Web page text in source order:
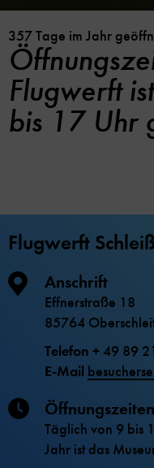
357 Tage im Jahr
Flugwerft
bis 17 Uhr
Flugwerft
Anschrift
Effnerstraße 18
85764
Telefon + 49 89
E-Mail
Öffnungszeiten
Täglich von 9 bis
Jahr ist das